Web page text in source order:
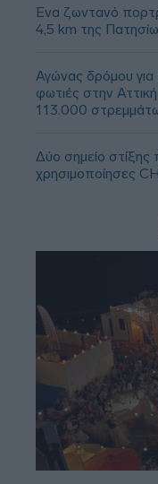
Ένα ζωντανό
4,5 km της
Αγώνας δρόμου για
φωτιές στην
113.000
Δύο σημείο στίξης
χρησιμοποίησες